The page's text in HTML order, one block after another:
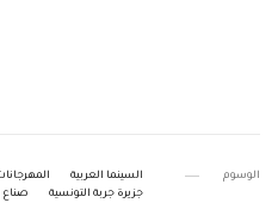
الوسوم السينما العربية
جزيرة جربة التونسية
صناع